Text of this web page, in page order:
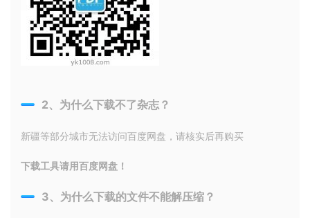
2、为什么下载不了杂志？
新疆等部分城市无法访问百度网盘，请核实后再购买
下载工具请用百度网盘！
3、为什么下载的文件不能解压缩？